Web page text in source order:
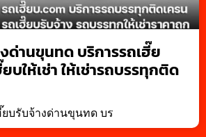
ด่านขุนทด บริการรถเฮี๊ย
บให้เช่า ให้เช่ารถบรรทุกติด
ยบรับจ้างด่านขุนทด บร